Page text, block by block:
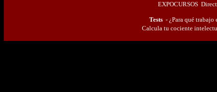
EXPOCURSOS
Tests- ¿Para qué trabajo
Calcula tu cociente